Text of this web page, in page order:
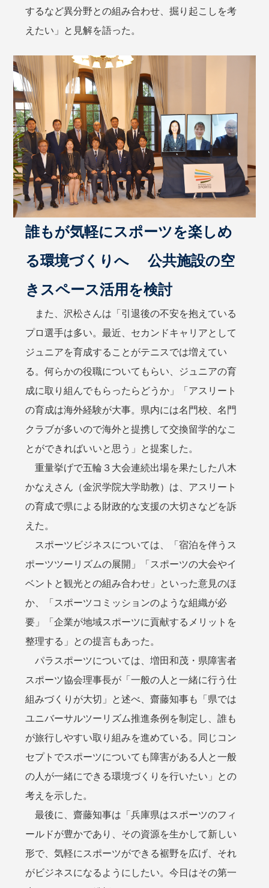
するなど異分野との組み合わせ、掘り起こしを考
えたい」と見解を語った。
誰もが気軽にスポーツを楽しめ
る環境づくりへ 公共施設の空
きスペース活用を検討
また、沢松さんは「引退後の不安を抱えている
プロ選手は多い。最近、セカンドキャリアとして
ジュニアを育成することがテニスでは増えてい
る。何らかの役職についてもらい、ジュニアの育
成に取り組んでもらったらどうか」「アスリート
の育成は海外経験が大事。県内には名門校、名門
クラブが多いので海外と提携して交換留学的なこ
とができればいいと思う」と提案した。
重量挙げで五輪３大会連続出場を果たした八木
かなえさん（金沢学院大学助教）は、アスリート
の育成で県による財政的な支援の大切さなどを訴
えた。
スポーツビジネスについては、「宿泊を伴うス
ポーツツーリズムの展開」「スポーツの大会やイ
ベントと観光との組み合わせ」といった意見のほ
か、「スポーツコミッションのような組織が必
要」「企業が地域スポーツに貢献するメリットを
整理する」との提言もあった。
パラスポーツについては、増田和茂・県障害者
スポーツ協会理事長が「一般の人と一緒に行う仕
組みづくりが大切」と述べ、齋藤知事も「県では
ユニバーサルツーリズム推進条例を制定し、誰も
が旅行しやすい取り組みを進めている。同じコン
セプトでスポーツについても障害がある人と一般
の人が一緒にできる環境づくりを行いたい」との
考えを示した。
最後に、齋藤知事は「兵庫県はスポーツのフィ
ールドが豊かであり、その資源を生かして新しい
形で、気軽にスポーツができる裾野を広げ、それ
がビジネスになるようにしたい。今日はその第一